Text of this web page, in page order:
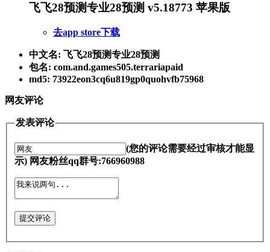
飞飞28预测专业28预测 v5.18773 苹果版
去app store下载
中文名: 飞飞28预测专业28预测
包名: com.and.games505.terrariapaid
md5: 73922eon3cq6u819gp0quohvfb75968
网友评论
发表评论
(您的评论需要经过审核才能显
示) 网友粉丝qq群号:766960988
提交评论